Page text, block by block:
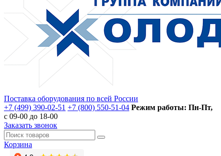
Поставка оборудования по всей России
+7 (499) 390-02-51 +7 (800) 550-51-04 Режим работы: Пн-Пт,
с 09-00 до 18-00
Заказать звонок
Корзина